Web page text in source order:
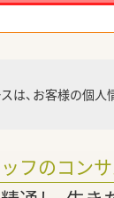
は、お客様の個
フのコン